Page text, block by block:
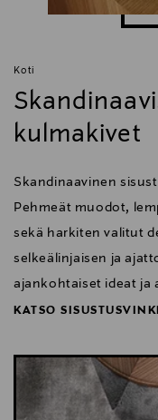
Koti
kulmakivet
Skandinaavinen
Pehmeät muodot,
sekä harkiten valitut
selkeälinjaisen ja
ajankohtaiset ideat ja
KATSO
KATSO